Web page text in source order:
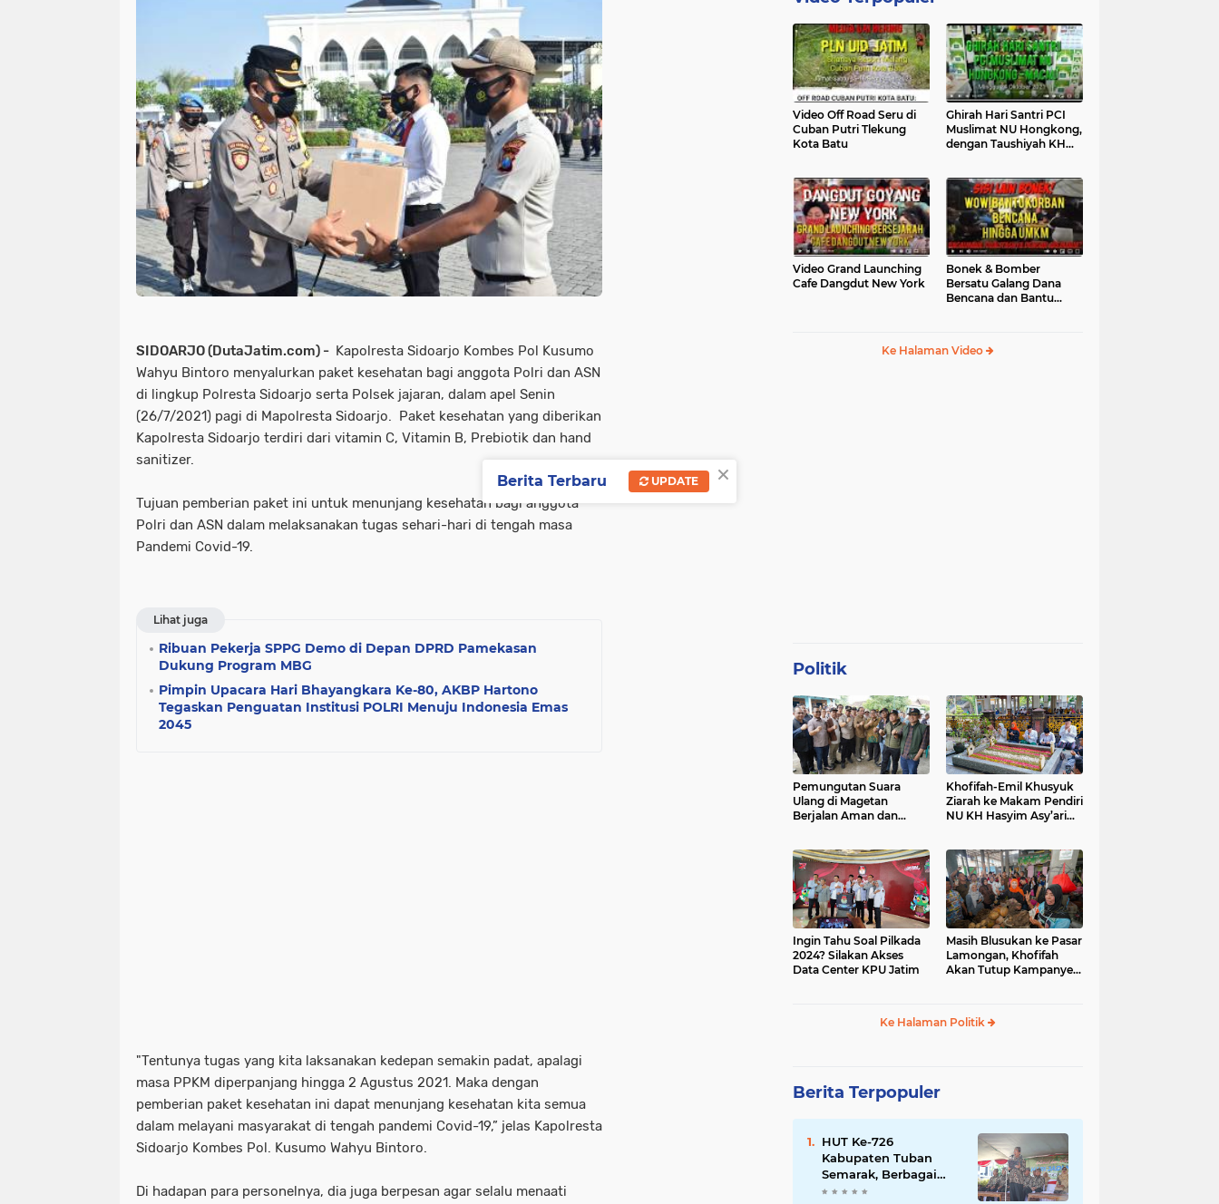
SIDOARJO (DutaJatim.com) - Kapolresta Sidoarjo Kombes Pol Kusumo
Wahyu Bintoro menyalurkan paket kesehatan bagi anggota Polri dan ASN
di lingkup Polresta Sidoarjo serta Polsek jajaran, dalam apel Senin
(26/7/2021) pagi di Mapolresta Sidoarjo. Paket kesehatan yang diberikan
Kapolresta Sidoarjo terdiri dari vitamin C, Vitamin B, Prebiotik dan hand
sanitizer.
Tujuan pemberian paket ini untuk menunjang kesehatan bagi anggota
Polri dan ASN dalam melaksanakan tugas sehari-hari di tengah masa
Pandemi Covid-19.
Lihat juga
Ribuan Pekerja SPPG Demo di Depan DPRD Pamekasan
Dukung Program MBG
Pimpin Upacara Hari Bhayangkara Ke-80, AKBP Hartono
Tegaskan Penguatan Institusi POLRI Menuju Indonesia Emas
2045
"Tentunya tugas yang kita laksanakan kedepan semakin padat, apalagi
masa PPKM diperpanjang hingga 2 Agustus 2021. Maka dengan
pemberian paket kesehatan ini dapat menunjang kesehatan kita semua
dalam melayani masyarakat di tengah pandemi Covid-19,” jelas Kapolresta
Sidoarjo Kombes Pol. Kusumo Wahyu Bintoro.
Di hadapan para personelnya, dia juga berpesan agar selalu menaati
Video Off Road Seru di
Cuban Putri Tlekung
Kota Batu
Ghirah Hari Santri PCI
Muslimat NU Hongkong,
dengan Taushiyah KH
Video Grand Launching
Cafe Dangdut New York
Bonek & Bomber
Bersatu Galang Dana
Bencana dan Bantu
Ke Halaman Video
Politik
Pemungutan Suara
Ulang di Magetan
Berjalan Aman dan
Khofifah-Emil Khusyuk
Ziarah ke Makam Pendiri
NU KH Hasyim Asy’ari
Ingin Tahu Soal Pilkada
2024? Silakan Akses
Data Center KPU Jatim
Masih Blusukan ke Pasar
Lamongan, Khofifah
Akan Tutup Kampanye
Ke Halaman Politik
Berita Terpopuler
HUT Ke-726
Kabupaten Tuban
Semarak, Berbagai
Prestasinya Pun
×
Berita Terbaru UPDATE